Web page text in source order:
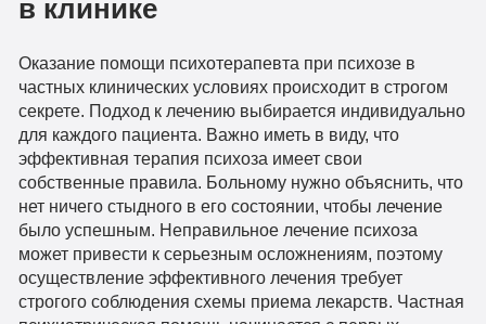
в клинике
Оказание помощи психотерапевта при психозе в
частных клинических условиях происходит в строгом
секрете. Подход к лечению выбирается индивидуально
для каждого пациента. Важно иметь в виду, что
эффективная терапия психоза имеет свои
собственные правила. Больному нужно объяснить, что
нет ничего стыдного в его состоянии, чтобы лечение
было успешным. Неправильное лечение психоза
может привести к серьезным осложнениям, поэтому
осуществление эффективного лечения требует
строгого соблюдения схемы приема лекарств. Частная